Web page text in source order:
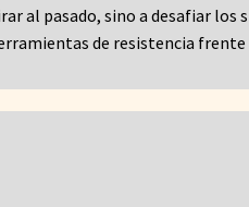
al pasado, sino a desafiar
de resistencia frente